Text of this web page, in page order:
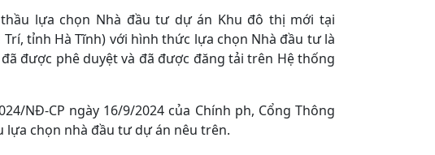
lựa chọn Nhà đầu tư dự án Khu đô thị mới tại
tỉnh Hà Tĩnh) với hình thức lựa chọn Nhà đầu tư là
được phê duyệt và đã được đăng tải trên Hệ thống
NĐ-CP ngày 16/9/2024 của Chính ph, Cổng Thông
chọn nhà đầu tư dự án nêu trên.